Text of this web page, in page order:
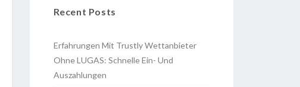
Recent Posts
Erfahrungen Mit Trustly Wettanbieter
Ohne LUGAS: Schnelle Ein- Und
Auszahlungen